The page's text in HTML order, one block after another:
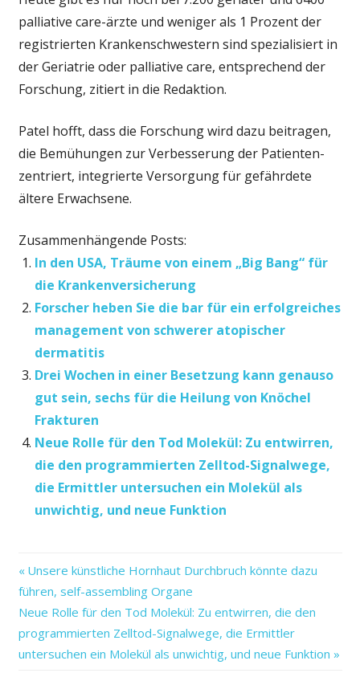
palliative care-ärzte und weniger als 1 Prozent der
registrierten Krankenschwestern sind spezialisiert in
der Geriatrie oder palliative care, entsprechend der
Forschung, zitiert in die Redaktion.
Patel hofft, dass die Forschung wird dazu beitragen,
die Bemühungen zur Verbesserung der Patienten-
zentriert, integrierte Versorgung für gefährdete
ältere Erwachsene.
Zusammenhängende Posts:
In den USA, Träume von einem „Big Bang“ für
die Krankenversicherung
Forscher heben Sie die bar für ein erfolgreiches
management von schwerer atopischer
dermatitis
Drei Wochen in einer Besetzung kann genauso
gut sein, sechs für die Heilung von Knöchel
Frakturen
Neue Rolle für den Tod Molekül: Zu entwirren,
die den programmierten Zelltod-Signalwege,
die Ermittler untersuchen ein Molekül als
unwichtig, und neue Funktion
Aufruf
Bedenken
begleitenden
Bereitstellung
Beitragsnavigation
Vorheriger
Beitrag:
Unsere künstliche Hornhaut Durchbruch könnte dazu
führen, self-assembling Organe
Nächster
Beitrag:
Neue Rolle für den Tod Molekül: Zu entwirren, die den
programmierten Zelltod-Signalwege, die Ermittler
untersuchen ein Molekül als unwichtig, und neue Funktion